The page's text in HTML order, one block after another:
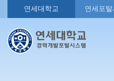
연세대학교 연세포